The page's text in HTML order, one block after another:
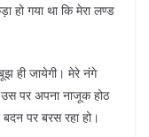
हो गया था कि मेरा लण्ड
ही जायेगी। मेरे नंगे
पर अपना नाजूक होठ
बदन पर बरस रहा हो।